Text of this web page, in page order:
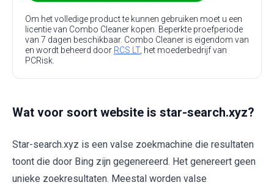
Om het volledige product te kunnen gebruiken moet u een
licentie van Combo Cleaner kopen. Beperkte proefperiode
van 7 dagen beschikbaar. Combo Cleaner is eigendom van
en wordt beheerd door RCS LT, het moederbedrijf van
PCRisk.
Wat voor soort website is star-search.xyz?
Star-search.xyz is een valse zoekmachine die resultaten
toont die door Bing zijn gegenereerd. Het genereert geen
unieke zoekresultaten. Meestal worden valse